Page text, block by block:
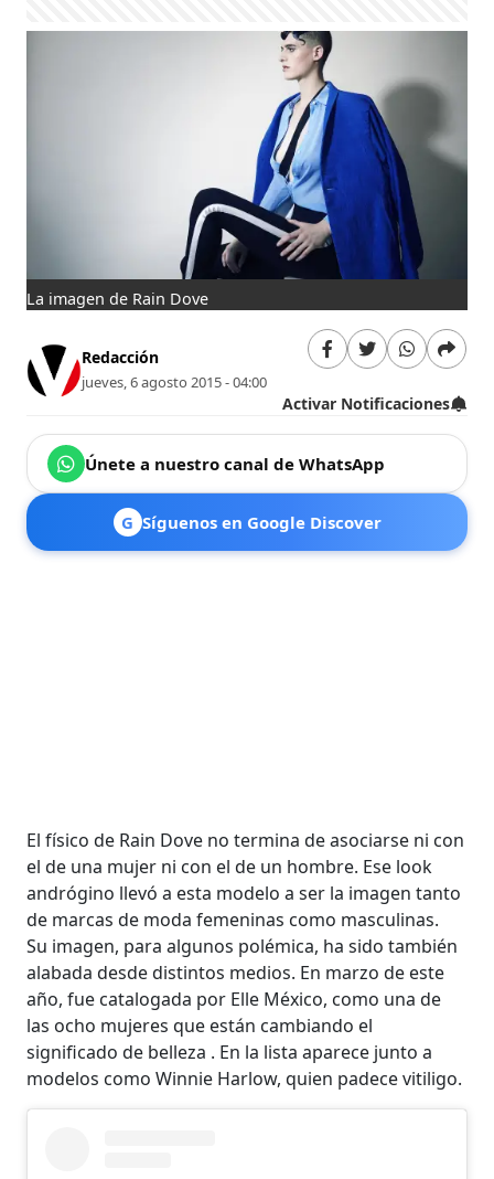
La imagen de Rain Dove
Redacción
jueves, 6 agosto 2015 - 04:00
Activar Notificaciones
Únete a nuestro canal de WhatsApp
G Síguenos en Google Discover
El físico de Rain Dove no termina de asociarse ni con
el de una mujer ni con el de un hombre. Ese look
andrógino llevó a esta modelo a ser la imagen tanto
de marcas de moda femeninas como masculinas.
Su imagen, para algunos polémica, ha sido también
alabada desde distintos medios. En marzo de este
año, fue catalogada por Elle México, como una de
las ocho mujeres que están cambiando el
significado de belleza . En la lista aparece junto a
modelos como Winnie Harlow, quien padece vitiligo.